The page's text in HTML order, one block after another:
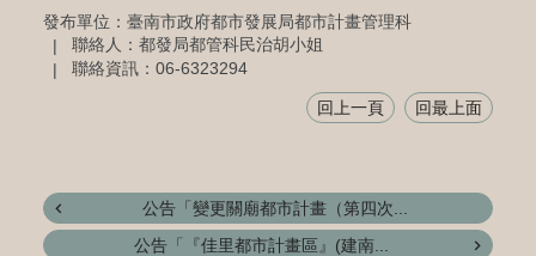
發布單位：臺南市政府都市發展局都市計畫管理科
聯絡人：都發局都管科民治胡小姐
聯絡資訊：06-6323294
回上一頁 回最上面
公告「變更關廟都市計畫（第四次...
公告「『佳里都市計畫區』(建南...